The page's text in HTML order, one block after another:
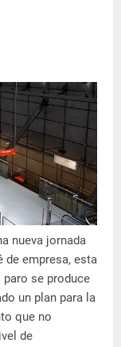
nueva jornada
de empresa, esta
paro se produce
un plan para la
que no
de